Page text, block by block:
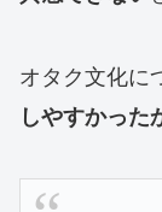
オタク文化に
しやすかった